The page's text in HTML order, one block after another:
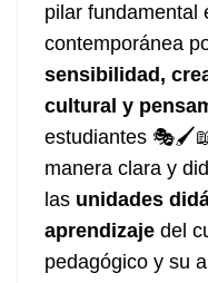
pilar fundamental
contemporánea
sensibilidad,
cultural y
estudiantes
manera clara y
las unidades
aprendizaje del
pedagógico y su